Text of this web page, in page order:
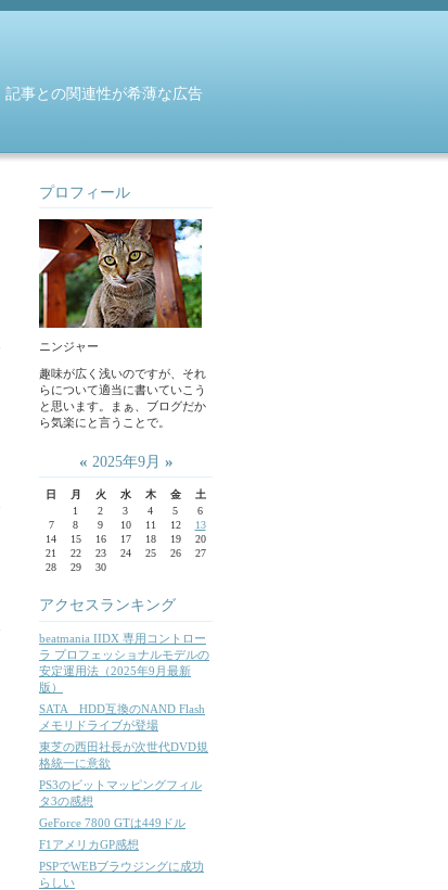
事との関連性が希薄な広告
プロフィール
ニンジャー
趣味が広く浅いのですが、それ
らについて適当に書いていこう
と思います。まぁ、ブログだか
ら気楽にと言うことで。
« 2025年9月 »
日 月 火 水 木 金
土
1
2 3 4 5
6
7
8 9 10 11 12
13
14
15 16 17 18 19
20
21
22 23 24 25 26
27
28
29 30
アクセスランキング
beatmania IIDX 専用コントロー
ラ プロフェッショナルモデルの
安定運用法（2025年9月最新
版）
SATA HDD互換のNAND Flash
メモリドライブが登場
東芝の西田社長が次世代DVD規
格統一に意欲
PS3のビットマッピングフィル
タ3の感想
GeForce 7800 GTは449ドル
F1アメリカGP感想
PSPでWEBブラウジングに成功
らしい